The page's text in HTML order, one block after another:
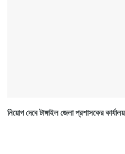
নিয়োগ দেবে টাঙ্গাইল জেলা প্রশাসকের কার্যালয়